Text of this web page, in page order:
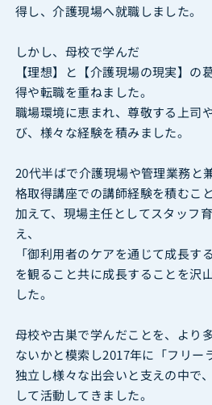
得し、介護現場へ就職しました。
しかし、母校で学んだ
【理想】と【介護現場の現実】の
得や転職を重ねました。
職場環境に恵まれ、尊敬する上司
び、様々な経験を積みました。
20代半ばで介護現場や管理業務と
格取得講座での講師経験を積むこ
加えて、現場主任としてスタッフ
え、
「御利用者のケアを通じて成長す
を観ること共に成長することを沢
した。
母校や古巣で学んだことを、より
ないかと模索し2017年に「フリー
独立し様々な出会いと支えの中で
して活動してきました。